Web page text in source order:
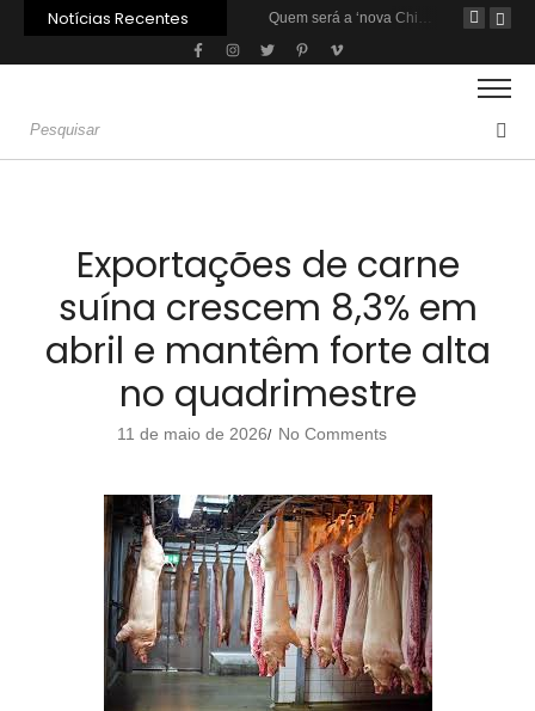
Notícias Recentes Quem será a ‘nova China’ do agro quando o apetite de Pequim acabar?
Exportações de carne
suína crescem 8,3% em
abril e mantêm forte alta
no quadrimestre
11 de maio de 2026/ No Comments